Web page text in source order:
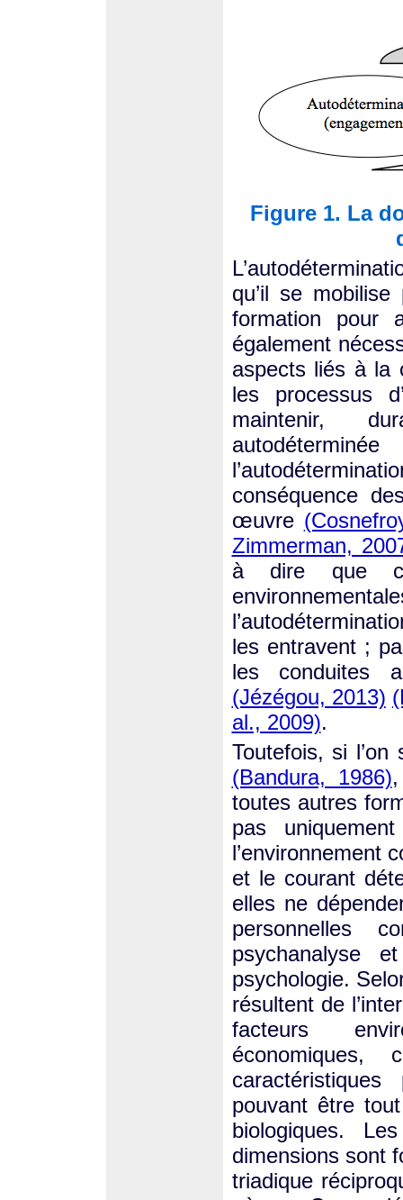
Figure 1. La
qu’il se
formation pour
également
aspects liés à la
les processus
maintenir,
conséquence
œuvre
Zimmerman,
à dire que
les entravent ;
les conduites
(Jézégou, 2013)
al., 2009).
Toutefois, si
(Bandura, 1986)
toutes autres
pas
l’environnement
et le courant
elles ne
personnelles
psychanalyse
psychologie.
résultent de
facteurs
pouvant être
biologiques.
dimensions sont
triadique